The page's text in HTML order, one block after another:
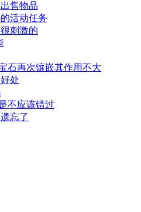
售物品
活动任务
刺激的
石再次镶嵌其作用不大
处
不应该错过
忘了